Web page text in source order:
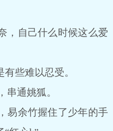
自己什么时候这么爱
些难以忍受。
通姚狐。
余竹握住了少年的手